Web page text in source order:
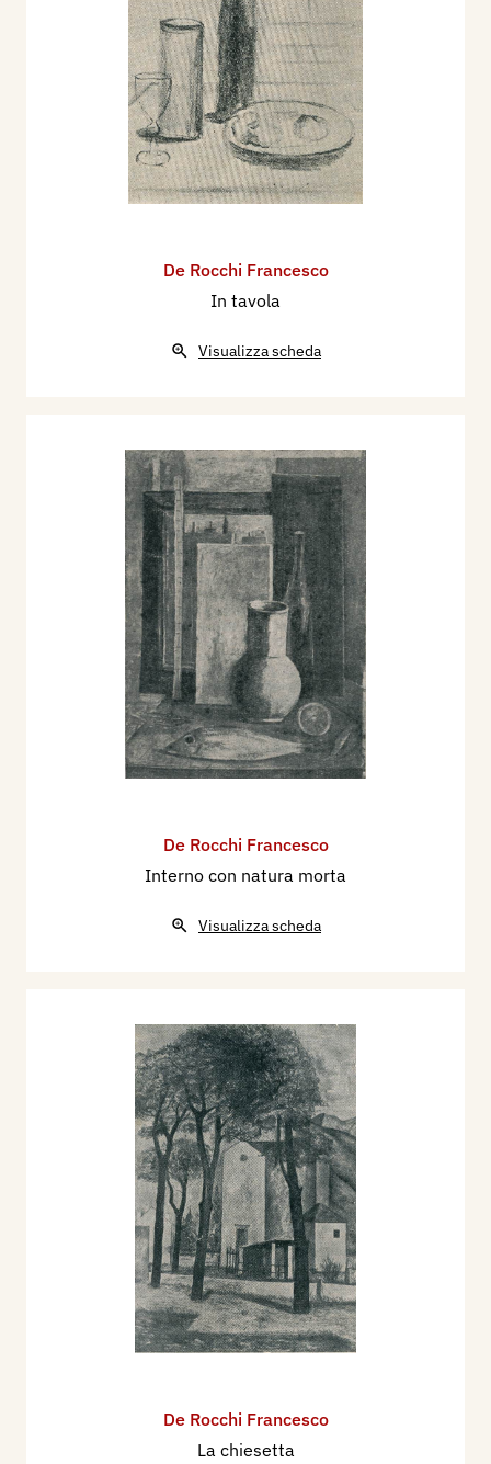
ESSO, Venezia, p. 37.
1996 - La Biennale di Venezia. Le Esposizioni
Internazionali d’Arte 1895-1995, Venezia,
Electa, p. 387
De Rocchi Francesco
In tavola
Visualizza scheda
De Rocchi Francesco
Interno con natura morta
Visualizza scheda
De Rocchi Francesco
La chiesetta